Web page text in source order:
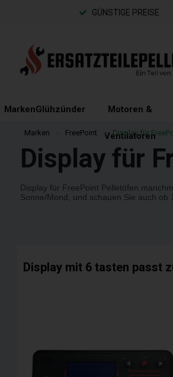
GÜNSTIGE PREISE
MarkenGlühzünder Motoren &
Ventilatoren
Marken FreePoint » Display für
Display für
Display für FreePoint Pelletöfen
Sonne/Mond, und schauen Sie auch ob
Display mit 6 tasten passt